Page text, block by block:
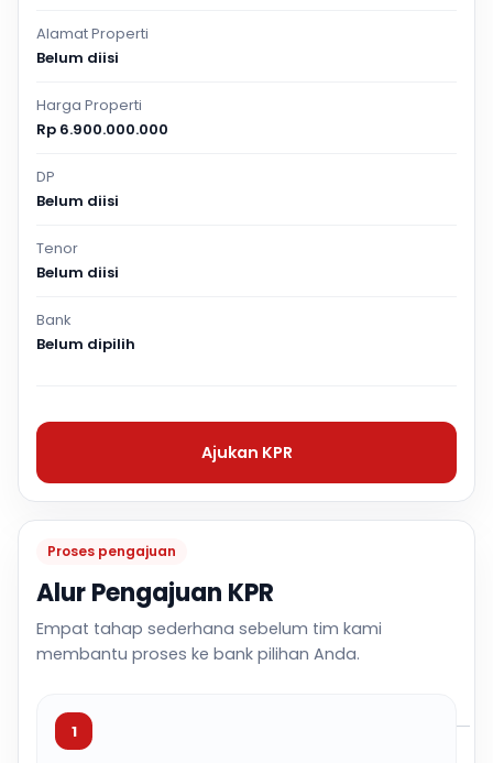
Proses pengajuan
Alur Pengajuan KPR
Empat tahap sederhana sebelum tim kami
membantu proses ke bank pilihan Anda.
1
Alamat Properti
Belum diisi
Harga Properti
Rp 6.900.000.000
DP
Belum diisi
Tenor
Belum diisi
Bank
Belum dipilih
Ajukan KPR